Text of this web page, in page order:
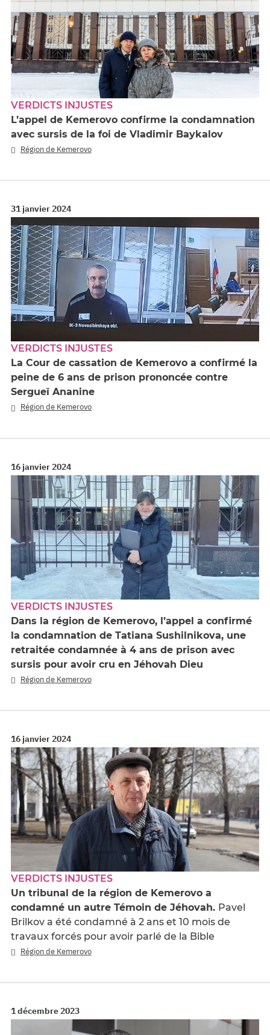
VERDICTS INJUSTES
L’appel de Kemerovo confirme la condamnation
avec sursis de la foi de Vladimir Baykalov
Région de Kemerovo
31 janvier 2024
VERDICTS INJUSTES
La Cour de cassation de Kemerovo a confirmé la
peine de 6 ans de prison prononcée contre
Sergueï Ananine
Région de Kemerovo
16 janvier 2024
VERDICTS INJUSTES
Dans la région de Kemerovo, l’appel a confirmé
la condamnation de Tatiana Sushilnikova, une
retraitée condamnée à 4 ans de prison avec
sursis pour avoir cru en Jéhovah Dieu
Région de Kemerovo
16 janvier 2024
VERDICTS INJUSTES
Un tribunal de la région de Kemerovo a
condamné un autre Témoin de Jéhovah. Pavel
Brilkov a été condamné à 2 ans et 10 mois de
travaux forcés pour avoir parlé de la Bible
Région de Kemerovo
1 décembre 2023